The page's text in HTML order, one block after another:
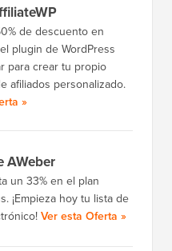
de descuento en
plugin de WordPress
para crear tu propio
afiliados personalizado.
»
AWeber
un 33% en el plan
¡Empieza hoy tu lista de
Ver esta Oferta »